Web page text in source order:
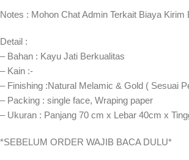
Notes : Mohon Chat Admin Terkait Biaya Kirim
Detail :
– Bahan : Kayu Jati Berkualitas
– Kain :-
– Finishing :Natural Melamic & Gold ( Sesuai
– Packing : single face, Wraping paper
– Ukuran : Panjang 70 cm x Lebar 40cm x
*SEBELUM ORDER WAJIB BACA DULU*